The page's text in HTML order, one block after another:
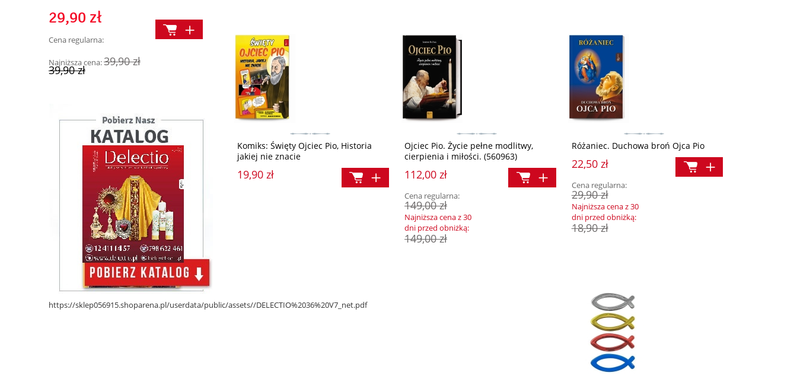
29,90 zł
Cena regularna:
39,90 zł
Najniższa cena:39,90 zł
Cena regularna:
24,90 zł
Najniższa cena:24,90 zł
Cena regularna:
19,90 zł
Najniższa cena:19,90 zł
Cena regularna:
119,90 zł
Najniższa cena:
119,90 zł
https://sklep056915.shoparena.pl/userdata/public/assets//DELECTIO%2036%20V7_net.pdf
Komiks: Święty Ojciec Pio, Historia
jakiej nie znacie
19,90 zł
Ojciec Pio. Życie pełne modlitwy,
cierpienia i miłości. (560963)
112,00 zł
Cena regularna:
149,00 zł
Najniższa cena z 30
dni przed obniżką:
149,00 zł
Różaniec. Duchowa broń Ojca Pio
22,50 zł
Cena regularna:
29,90 zł
Najniższa cena z 30
dni przed obniżką:
18,90 zł